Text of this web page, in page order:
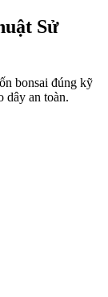
Sử
bonsai đúng kỹ
dây an toàn.